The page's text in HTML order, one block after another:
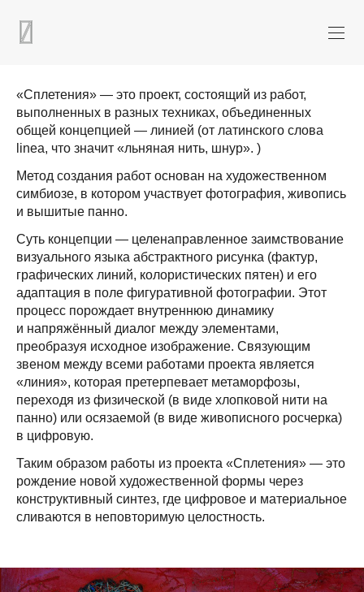
«Сплетения» — это проект, состоящий из работ,
выполненных в разных техниках, объединенных
общей концепцией — линией (от латинского слова
linea, что значит «льняная нить, шнур». )
Метод создания работ основан на художественном
симбиозе, в котором участвует фотография, живопись
и вышитые панно.
Суть концепции — целенаправленное заимствование
визуального языка абстрактного рисунка (фактур,
графических линий, колористических пятен) и его
адаптация в поле фигуративной фотографии. Этот
процесс порождает внутреннюю динамику
и напряжённый диалог между элементами,
преобразуя исходное изображение. Связующим
звеном между всеми работами проекта является
«линия», которая претерпевает метаморфозы,
переходя из физической (в виде хлопковой нити на
панно) или осязаемой (в виде живописного росчерка)
в цифровую.
Таким образом работы из проекта «Сплетения» — это
рождение новой художественной формы через
конструктивный синтез, где цифровое и материальное
сливаются в неповторимую целостность.